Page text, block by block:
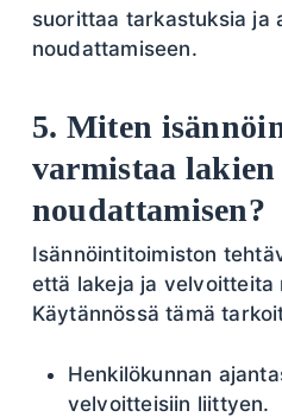
suorittaa tarkastuksia ja
noudattamiseen.
5. Miten
varmistaa lakien
noudattamisen?
Isännöintitoimiston
että lakeja ja velvoitteita
Käytännössä tämä
Henkilökunnan
velvoitteisiin liittyen.